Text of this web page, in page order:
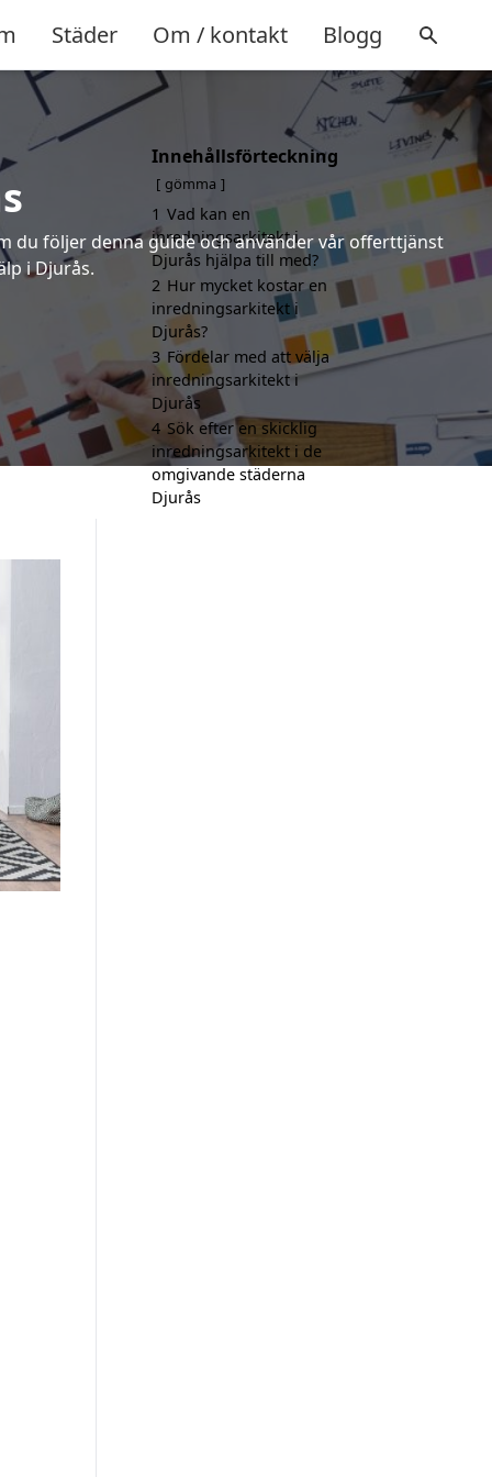
Städer Om / kontakt Blogg
du följer denna guide och använder vår offerttjänst
i Djurås.
Innehållsförteckning
gömma
1 Vad kan en
inredningsarkitekt i
Djurås hjälpa till med?
2 Hur mycket kostar en
inredningsarkitekt i
Djurås?
3 Fördelar med att välja
inredningsarkitekt i
Djurås
4 Sök efter en skicklig
inredningsarkitekt i de
omgivande städerna
Djurås